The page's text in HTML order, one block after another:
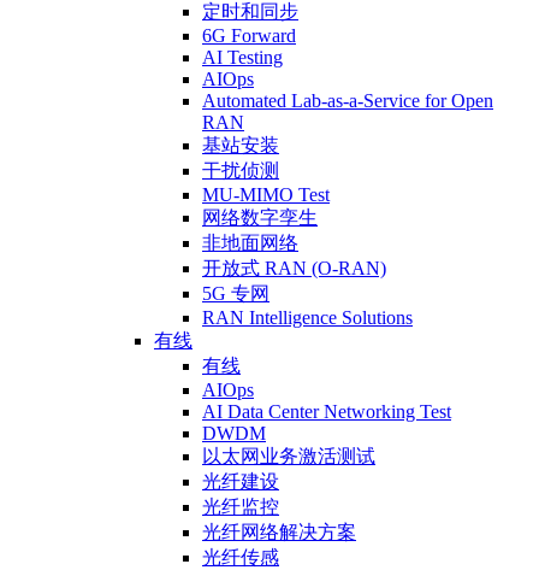
定时和同步
6G Forward
AI Testing
AIOps
Automated Lab-as-a-Service for Open
RAN
基站安装
干扰侦测
MU-MIMO Test
网络数字孪生
非地面网络
开放式 RAN (O-RAN)
5G 专网
RAN Intelligence Solutions
有线
有线
AIOps
AI Data Center Networking Test
DWDM
以太网业务激活测试
光纤建设
光纤监控
光纤网络解决方案
光纤传感